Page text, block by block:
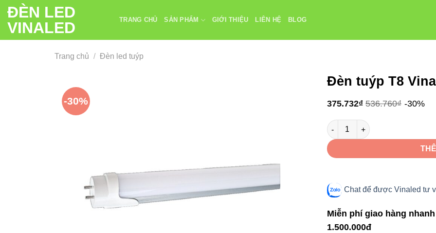
Chuyển
đến
nội
dung
ĐÈN LED
VINALED
TRANG CHỦ SẢN PHẨM GIỚI THIỆU LIÊN HỆ BLOG
Trang chủ / Đèn led tuýp
-30%
Đèn tuýp T8
375.732₫ 536.760₫ -30%
Đèn tuýp T8 Vinaled V2TLF-25
Chat để được Vinaled tư
Miễn phí giao hàng
1.500.000đ